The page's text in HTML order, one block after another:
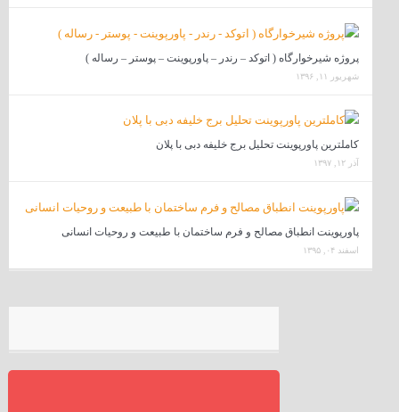
پروژه شیرخوارگاه ( اتوکد – رندر – پاورپوینت – پوستر – رساله )
شهریور ۱۱, ۱۳۹۶
کاملترین پاورپوینت تحلیل برج خلیفه دبی با پلان
آذر ۱۲, ۱۳۹۷
پاورپوینت انطباق مصالح و فرم ساختمان با طبیعت و روحیات انسانی
اسفند ۰۴, ۱۳۹۵